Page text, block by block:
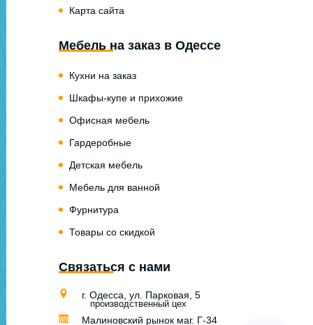
Карта сайта
Мебель на заказ в Одессе
Кухни на заказ
Шкафы-купе и прихожие
Офисная мебель
Гардеробные
Детская мебель
Мебель для ванной
Фурнитура
Товары со скидкой
Связаться с нами
г. Одесса, ул. Парковая, 5
производственный цех
Малиновский рынок маг. Г-34